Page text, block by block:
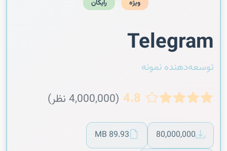
ویژه رایگان
Telegram
توسعه‌دهنده نمونه
4.8 (4,000,000 نظر)
80,000,000
89.93 MB